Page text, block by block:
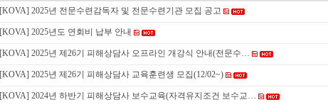
[KOVA] 2025년 전문수련감독자 및 전문수련기관 모집 공고
[KOVA] 2025년도 연회비 납부 안내
[KOVA] 2025년 제26기 피해상담사 오프라인 개강식 안내(전문수…
[KOVA] 2025년 제26기 피해상담사 교육훈련생 모집(12/02~)
[KOVA] 2024년 하반기 피해상담사 보수교육(자격유지조건 보수교…